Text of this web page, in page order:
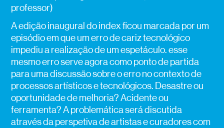
professor)
A edição inaugural do index ficou marcada por um
episódio em que um erro de cariz tecnológico
impediu a realização de um espetáculo. esse
mesmo erro serve agora como ponto de partida
para uma discussão sobre o erro no contexto de
processos artísticos e tecnológicos. Desastre ou
oportunidade de melhoria? Acidente ou
ferramenta? A problemática será discutida
através da perspetiva de artistas e curadores com